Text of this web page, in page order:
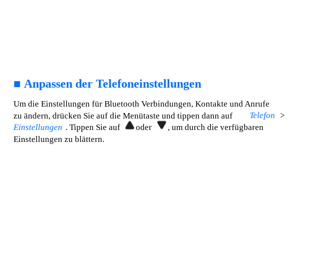
■ Anpassen der Telefoneinstellungen
Um die Einstellungen für Bluetooth Verbindungen, Kontakte und Anrufe
zu ändern, drücken Sie auf die Menütaste und tippen dann auf
Telefon >
Einstellungen . Tippen Sie auf oder
, um durch die verfügbaren
Einstellungen zu blättern.